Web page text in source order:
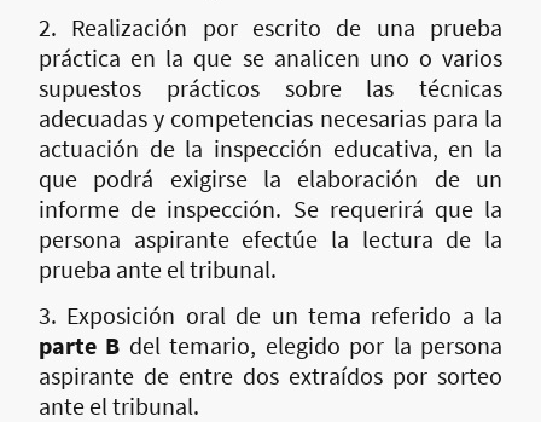
2. Realización por escrito de una prueba
práctica en la que se analicen uno o varios
supuestos prácticos sobre las técnicas
adecuadas y competencias necesarias para la
actuación de la inspección educativa, en la
que podrá exigirse la elaboración de un
informe de inspección. Se requerirá que la
persona aspirante efectúe la lectura de la
prueba ante el tribunal.
3. Exposición oral de un tema referido a la
parte B del temario, elegido por la persona
aspirante de entre dos extraídos por sorteo
ante el tribunal.